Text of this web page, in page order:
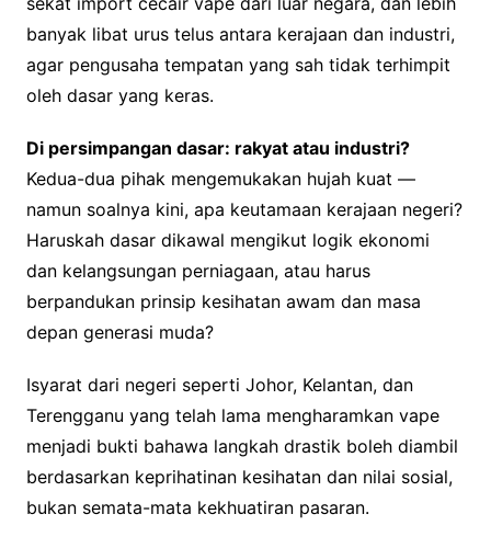
banyak libat urus telus antara kerajaan dan industri,
agar pengusaha tempatan yang sah tidak terhimpit
oleh dasar yang keras.
Di persimpangan dasar: rakyat atau industri?
Kedua-dua pihak mengemukakan hujah kuat —
namun soalnya kini, apa keutamaan kerajaan negeri?
Haruskah dasar dikawal mengikut logik ekonomi
dan kelangsungan perniagaan, atau harus
berpandukan prinsip kesihatan awam dan masa
depan generasi muda?
Isyarat dari negeri seperti Johor, Kelantan, dan
Terengganu yang telah lama mengharamkan vape
menjadi bukti bahawa langkah drastik boleh diambil
berdasarkan keprihatinan kesihatan dan nilai sosial,
bukan semata-mata kekhuatiran pasaran.